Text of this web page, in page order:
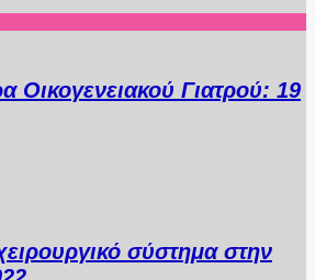
Οικογενειακού Γιατρού: 19
σύστημα στην